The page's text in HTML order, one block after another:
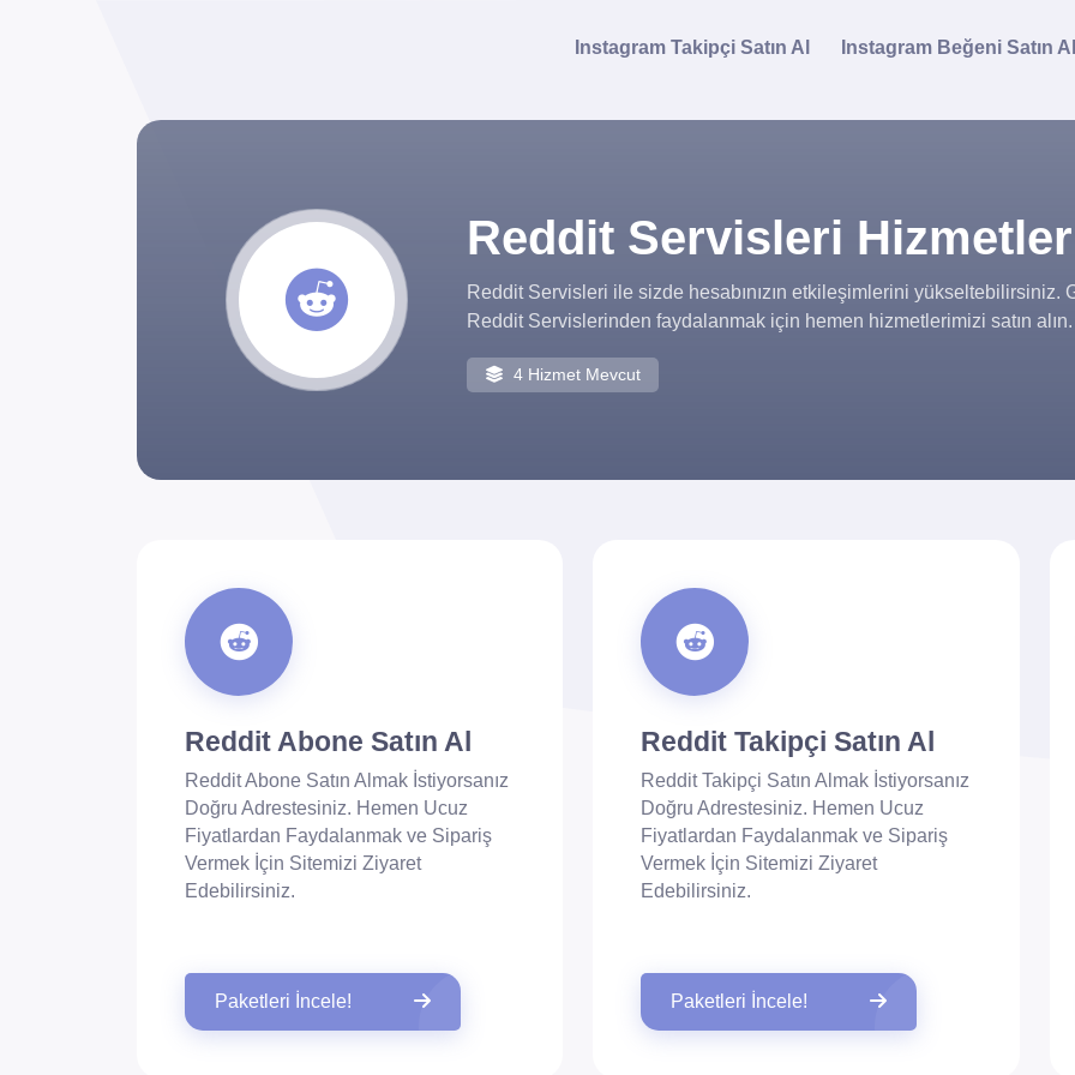
Instagram Takipçi Satın Al Instagram Beğeni Satın Al
Reddit Servisleri
Reddit Servisleri ile sizde hesabınızın etkileşimlerini yükseltebilirsiniz.
Reddit Servislerinden faydalanmak için hemen hizmetlerimizi satın alın.
4 Hizmet Mevcut
Reddit Abone Satın Al
Reddit Abone Satın Almak İstiyorsanız
Doğru Adrestesiniz. Hemen Ucuz
Fiyatlardan Faydalanmak ve Sipariş
Vermek İçin Sitemizi Ziyaret
Edebilirsiniz.
Paketleri İncele!
Reddit Takipçi Satın Al
Reddit Takipçi Satın Almak İstiyorsanız
Doğru Adrestesiniz. Hemen Ucuz
Fiyatlardan Faydalanmak ve Sipariş
Vermek İçin Sitemizi Ziyaret
Edebilirsiniz.
Paketleri İncele!